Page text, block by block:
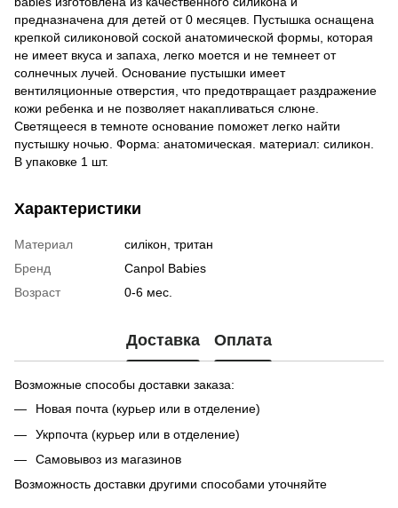
предназначена для детей от 0 месяцев. Пустышка оснащена
крепкой силиконовой соской анатомической формы, которая
не имеет вкуса и запаха, легко моется и не темнеет от
солнечных лучей. Основание пустышки имеет
вентиляционные отверстия, что предотвращает раздражение
кожи ребенка и не позволяет накапливаться слюне.
Светящееся в темноте основание поможет легко найти
пустышку ночью. Форма: анатомическая. материал: силикон.
В упаковке 1 шт.
Характеристики
Материал
силікон, тритан
Бренд
Canpol Babies
Возраст
0-6 мес.
Доставка Оплата
Возможные способы доставки заказа:
Новая почта (курьер или в отделение)
Укрпочта (курьер или в отделение)
Самовывоз из магазинов
Возможность доставки другими способами уточняйте